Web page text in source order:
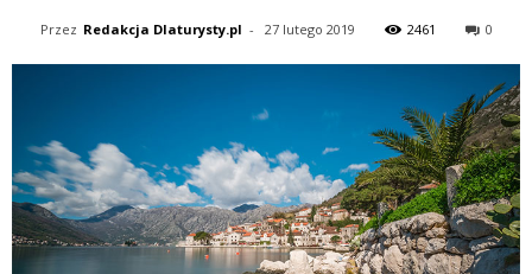
Przez Redakcja Dlaturysty.pl - 27 lutego 2019 2461 0